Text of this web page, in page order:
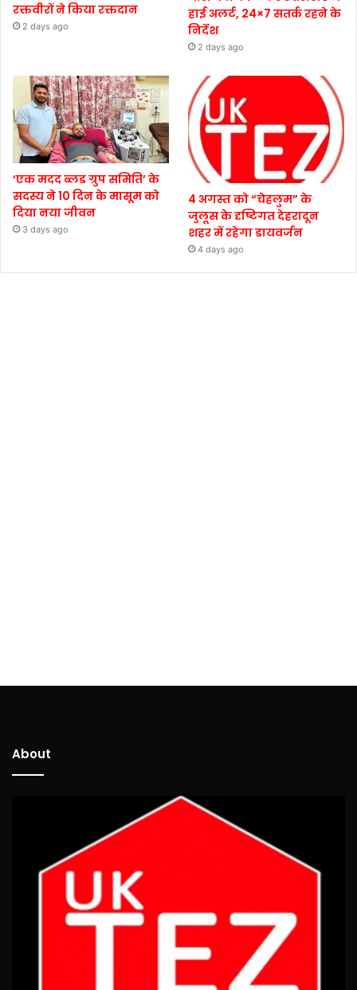
रक्तवीरों ने किया रक्तदान
2 days ago
हाई अलर्ट, 24×7 सतर्क रहने के
निर्देश
2 days ago
‘एक मदद ब्लड ग्रुप समिति’ के
सदस्य ने 10 दिन के मासूम को
दिया नया जीवन
3 days ago
4 अगस्त को “चेहलुम” के
जुलूस के दृष्टिगत देहरादून
शहर में रहेगा डायवर्जन
4 days ago
About